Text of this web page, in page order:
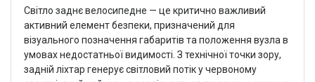
Світло заднє велосипедне — це критично важливий
активний елемент безпеки, призначений для
візуального позначення габаритів та положення вузла в
умовах недостатньої видимості. З технічної точки зору,
задній ліхтар генерує світловий потік у червоному